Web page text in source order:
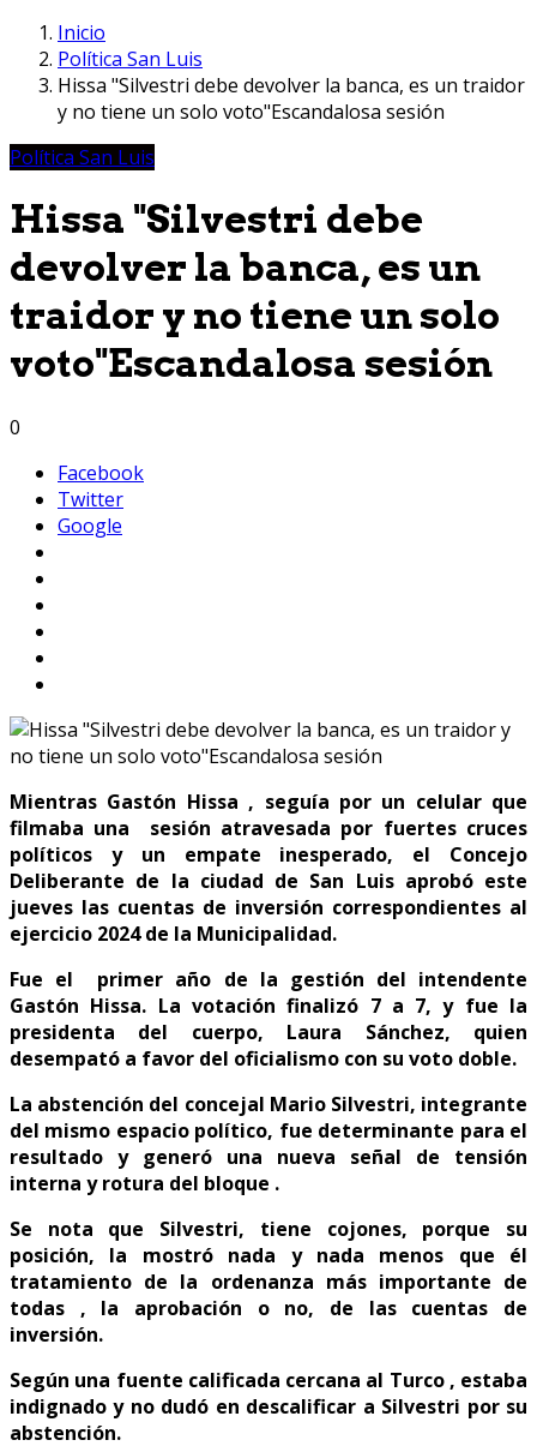
Inicio
Política San Luis
Hissa "Silvestri debe devolver la banca, es un traidor
y no tiene un solo voto"Escandalosa sesión
Política San Luis
Hissa "Silvestri debe
devolver la banca, es un
traidor y no tiene un solo
voto"Escandalosa sesión
0
Facebook
Twitter
Google
Mientras Gastón Hissa , seguía por un celular que
filmaba una sesión atravesada por fuertes cruces
políticos y un empate inesperado, el Concejo
Deliberante de la ciudad de San Luis aprobó este
jueves las cuentas de inversión correspondientes al
ejercicio 2024 de la Municipalidad.
Fue el primer año de la gestión del intendente
Gastón Hissa. La votación finalizó 7 a 7, y fue la
presidenta del cuerpo, Laura Sánchez, quien
desempató a favor del oficialismo con su voto doble.
La abstención del concejal Mario Silvestri, integrante
del mismo espacio político, fue determinante para el
resultado y generó una nueva señal de tensión
interna y rotura del bloque .
Se nota que Silvestri, tiene cojones, porque su
posición, la mostró nada y nada menos que él
tratamiento de la ordenanza más importante de
todas , la aprobación o no, de las cuentas de
inversión.
Según una fuente calificada cercana al Turco , estaba
indignado y no dudó en descalificar a Silvestri por su
abstención.